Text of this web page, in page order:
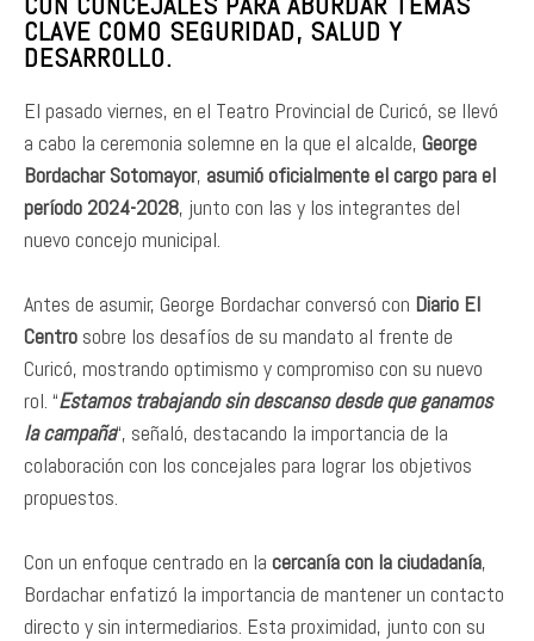
CLAVE COMO SEGURIDAD, SALUD Y
DESARROLLO.
El pasado viernes, en el Teatro Provincial de Curicó, se llevó
a cabo la ceremonia solemne en la que el alcalde, George
Bordachar Sotomayor, asumió oficialmente el cargo para el
período 2024-2028, junto con las y los integrantes del
nuevo concejo municipal.
Antes de asumir, George Bordachar conversó con Diario El
Centro sobre los desafíos de su mandato al frente de
Curicó, mostrando optimismo y compromiso con su nuevo
rol. “Estamos trabajando sin descanso desde que ganamos
la campaña“, señaló, destacando la importancia de la
colaboración con los concejales para lograr los objetivos
propuestos.
Con un enfoque centrado en la cercanía con la ciudadanía,
Bordachar enfatizó la importancia de mantener un contacto
directo y sin intermediarios. Esta proximidad, junto con su